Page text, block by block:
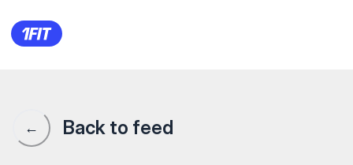
Вчера вместо тренировки
← Back to feed